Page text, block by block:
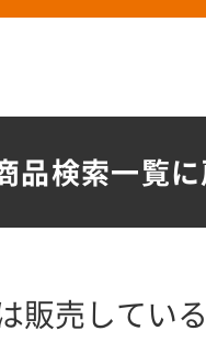
品検索一覧
販売してい